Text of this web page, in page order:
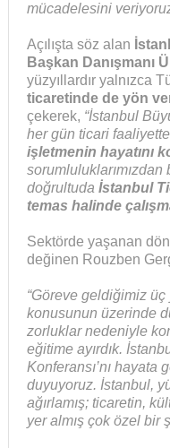
mücadelesini
Açılışta söz alan
Başkan Danışmanı
yüzyıllardır yalnızca
ticaretinde de yön
çekerek, “İstanbul
her gün ticari
işletmenin hayatını
doğrultuda İstanbul
temas halinde
Sektörde yaşanan
değinen Rouzben
“Göreve geldiğimiz
konusunun üzerinde
zorluklar nedeniyle
eğitime ayırdık.
Konferansı’nı
duyuyoruz. İstanbul,
ağırlamış; ticaretin,
yer almış çok özel bir